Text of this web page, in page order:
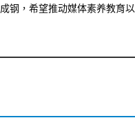
钢，希望推动媒体素养教育